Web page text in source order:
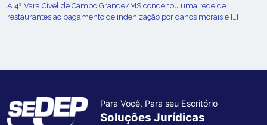
A 4ª Vara Cível de Campo Grande/MS condenou uma rede de
restaurantes ao pagamento de indenização por danos morais e […]
Para Você, Para seu Escritório
Soluções Jurídicas